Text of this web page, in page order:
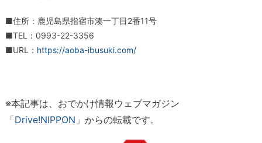
■住所：鹿児島県指宿市湊一丁目2番11号
■TEL：0993-22-3356
■URL： https://aoba-ibusuki.com/
※本記事は、おでかけ情報ウェブマガジン
「Drive!NIPPON 」からの転載です。